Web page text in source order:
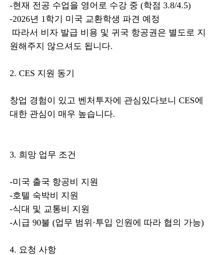
-현재 전공 수업을 영어로 수강 중 (학점 3.8/4.5)
-2026년 1학기 미국 교환학생 파견 예정
따라서 비자 발급 비용 및 귀국 항공권은 별도로 지
원해주지 않으셔도 됩니다.
2. CES 지원 동기
창업 경험이 있고 벤처투자에 관심있다보니 CES에
대한 관심이 매우 높습니다.
3. 희망 업무 조건
-미국 출국 항공비 지원
-호텔 숙박비 지원
-식대 및 교통비 지원
-시급 90불 (업무 범위·투입 인원에 따라 협의 가능)
4. 요청 사항